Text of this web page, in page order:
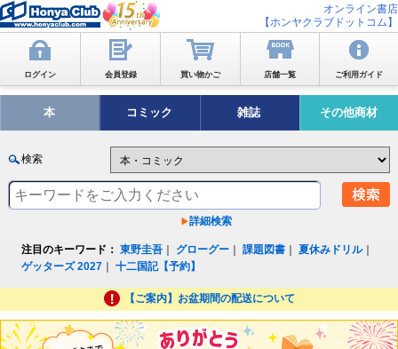
オンライン書店
【ホンヤクラブドットコム】
ログイン 会員登録 買い物かご 店舗一覧 ご利用ガイド
本 コミック 雑誌 その他商材
検索
詳細検索
注目のキーワード： 東野圭吾 グローグー ｜課題図書 ｜夏休みドリル｜
ゲッターズ 2027 ｜十二国記【予約】
【ご案内】お盆期間の配送について